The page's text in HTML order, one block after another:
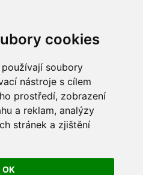
cookies
soubory
nástroje s cílem
prostředí, zobrazení
a reklam, analýzy
stránek a zjištění
OK